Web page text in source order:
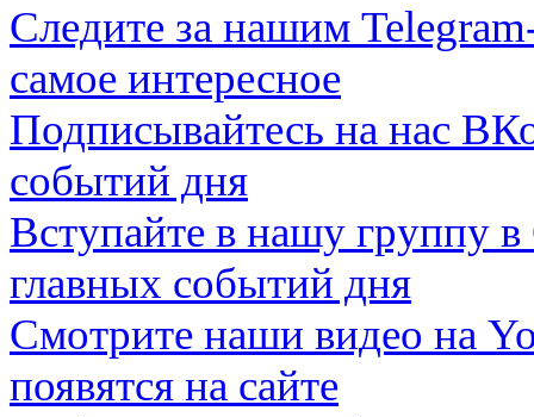
Следите за нашим
самое интересное
Подписывайтесь на нас
событий дня
Вступайте в нашу группу в
главных событий дня
Смотрите наши видео на
появятся на сайте